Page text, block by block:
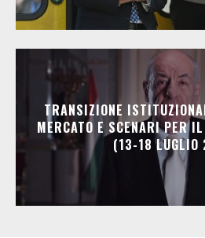
TRANSIZIONE
MERCATO E SCENARI PER
(13-18